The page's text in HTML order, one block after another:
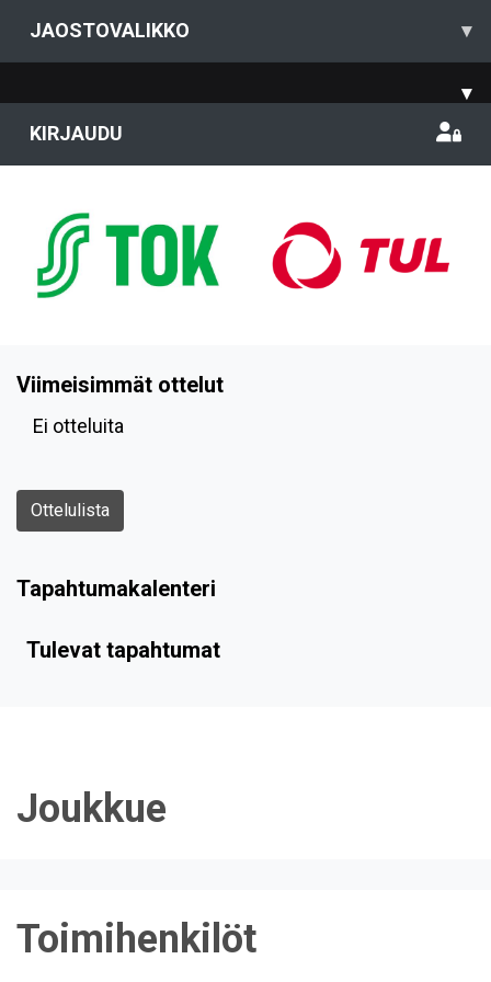
JAOSTOVALIKKO ▾
▾
KIRJAUDU
Viimeisimmät ottelut
Ei otteluita
Ottelulista
Tapahtumakalenteri
Tulevat tapahtumat
Joukkue
Toimihenkilöt